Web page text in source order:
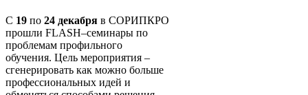
С 19 по 24 декабря в СОРИПКРО
прошли FLASH–семинары по
проблемам профильного
обучения. Цель мероприятия –
сгенерировать как можно больше
профессиональных идей и